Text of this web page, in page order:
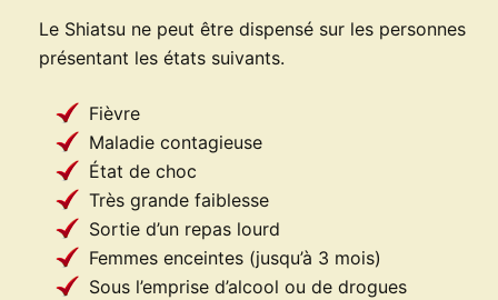
Le Shiatsu ne peut être dispensé sur les personnes
présentant les états suivants.
Fièvre
Maladie contagieuse
État de choc
Très grande faiblesse
Sortie d’un repas lourd
Femmes enceintes (jusqu’à 3 mois)
Sous l’emprise d’alcool ou de drogues